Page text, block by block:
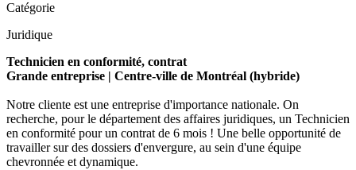
Catégorie
Juridique
Technicien en conformité, contrat
Grande entreprise | Centre-ville de Montréal (hybride)
Notre cliente est une entreprise d'importance nationale. On
recherche, pour le département des affaires juridiques, un Technicien
en conformité pour un contrat de 6 mois ! Une belle opportunité de
travailler sur des dossiers d'envergure, au sein d'une équipe
chevronnée et dynamique.